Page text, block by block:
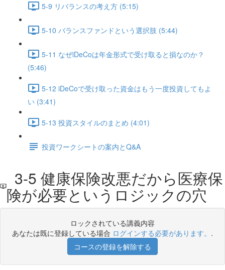
5-9 リバランスの考え方 (5:15)
5-10 バランスファンドという選択肢 (5:44)
5-11 なぜiDeCoは年金形式で受け取ると損なのか？
(5:46)
5-12 iDeCoで受け取った資金はもう一度投資してもよ
い (3:41)
5-13 投資スタイルのまとめ (4:01)
投資ワークシートの案内とQ&A
3-5 健康保険改悪だから医療保
険が必要というロジックの穴
ロックされている講義内容
あなたは既に登録している場合 ログインする必要があります。 .
コースの登録を解除する